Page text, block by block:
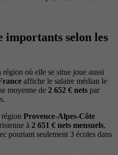
importants selon les
où elle se situe joue aussi
affiche le salaire médian le
moyenne de 2 652 € nets par
Provence-Alpes-Côte
à 2 651 € nets mensuels,
pourtant seulement 3 écoles dans